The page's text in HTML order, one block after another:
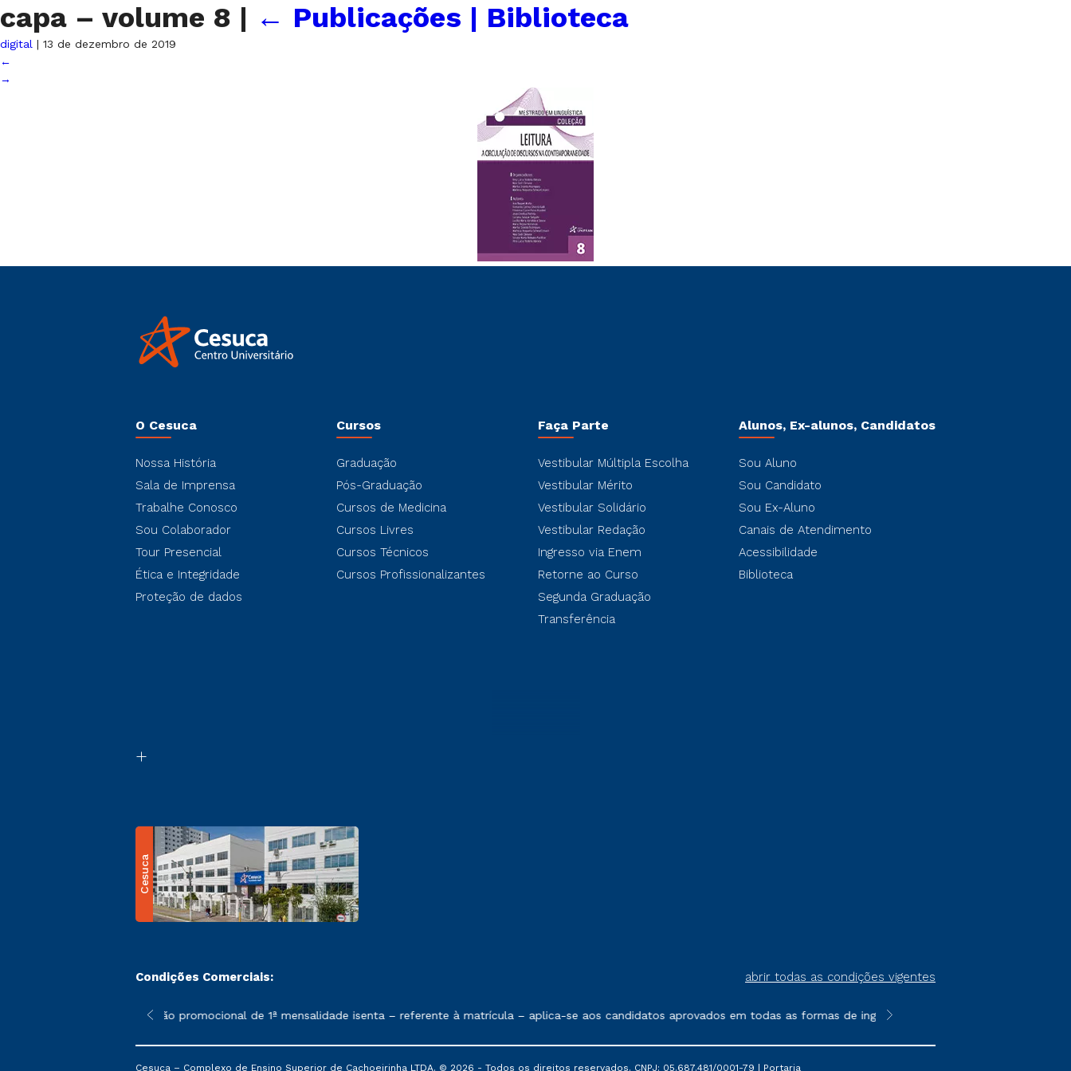
capa – volume 8 | ← Publicações | Biblioteca
digital | 13 de dezembro de 2019
←
→
O Cesuca
Nossa História
Sala de Imprensa
Trabalhe Conosco
Sou Colaborador
Tour Presencial
Ética e Integridade
Proteção de dados
Cursos
Graduação
Pós-Graduação
Cursos de Medicina
Cursos Livres
Cursos Técnicos
Cursos Profissionalizantes
Faça Parte
Vestibular Múltipla Escolha
Vestibular Mérito
Vestibular Solidário
Vestibular Redação
Ingresso via Enem
Retorne ao Curso
Segunda Graduação
Transferência
Alunos, Ex-alunos, Candidatos
Sou Aluno
Sou Candidato
Sou Ex-Aluno
Canais de Atendimento
Acessibilidade
Biblioteca
Cesuca
Condições Comerciais: abrir todas as condições vigentes
sofrer alterações nos períodos de rematrícula conforme exposto no contrato de prestação de serviços
*A condição promocional de 1ª mensalidade isenta – referente à matrícula – aplica-se aos candidatos aprovados em todas as formas de ingresso, exceto na prova on-line
**Semipresencial é um formato do
Cesuca – Complexo de Ensino Superior de Cachoeirinha LTDA. © 2026 - Todos os direitos reservados. CNPJ: 05.687.481/0001-79 | Portaria